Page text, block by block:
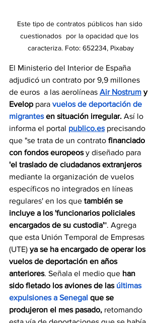
Este tipo de contratos públicos han sido
cuestionados  por la opacidad que los
caracteriza. Foto: 652234, Pixabay
El Ministerio del Interior de España
adjudicó un contrato por 9,9 millones
de euros  a las aerolíneas Air Nostrum y
Evelop para vuelos de deportación de
migrantes en situación irregular. Así lo
informa el portal publico.es precisando
que "se trata de un contrato financiado
con fondos europeos y diseñado para
'el traslado de ciudadanos extranjeros
mediante la organización de vuelos
específicos no integrados en líneas
regulares' en los que también se
incluye a los 'funcionarios policiales
encargados de su custodia'". Agrega
que esta Unión Temporal de Empresas
(UTE) ya se ha encargado de operar los
vuelos de deportación en años
anteriores. Señala el medio que han
sido fletado los aviones de las últimas
expulsiones a Senegal que se
produjeron el mes pasado, retomando